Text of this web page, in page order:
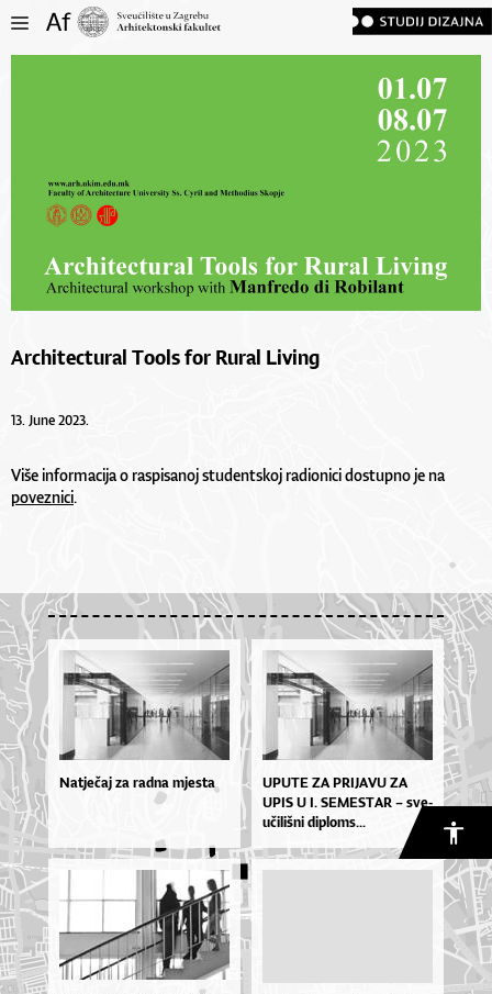
Architectural Tools for Rural Living
13. June 2023.
Više informacija o raspisanoj studentskoj radionici dostupno je na
poveznici.
Natječaj za radna mjesta
UPU­TE ZA PRI­JA­VU ZA
UPIS U I. SE­MES­TAR – sve­
u­či­liš­ni di­plo­ms...